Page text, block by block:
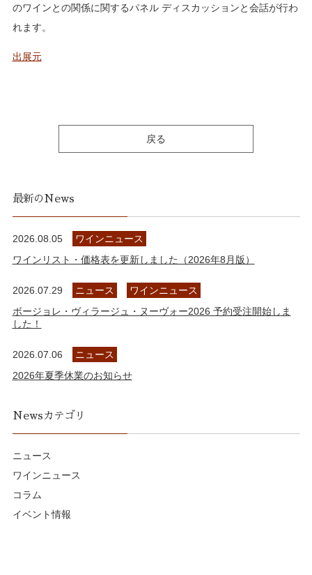
のワインとの関係に関するパネル ディスカッションと会話が行わ
れます。
出展元
戻る
最新のNews
2026.08.05
ワインニュース
ワインリスト・価格表を更新しました（2026年8月版）
2026.07.29 ニュース
ワインニュース
ボージョレ・ヴィラージュ・ヌーヴォー2026 予約受注開始しま
した！
2026.07.06
ニュース
2026年夏季休業のお知らせ
Newsカテゴリ
ニュース
ワインニュース
コラム
イベント情報